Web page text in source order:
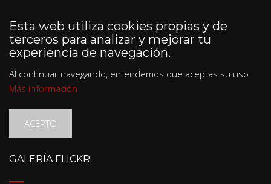
Esta web utiliza cookies propias y de
terceros para analizar y mejorar tu
experiencia de navegación.
Al continuar navegando, entendemos que aceptas su uso.
Más información
ACEPTO
GALERÍA FLICKR